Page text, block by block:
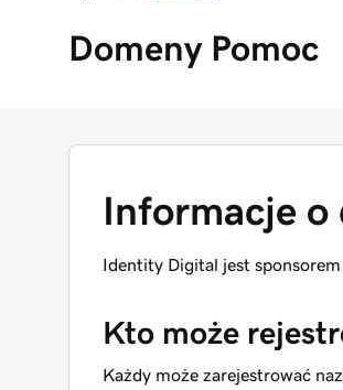
Domeny Pomoc
Informacje o
Identity Digital jest sponsorem
Kto może
Każdy może zarejestrować